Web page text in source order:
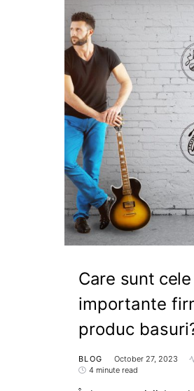
Care sunt
importante
produc
BLOG October 27, 2023
4 minute read